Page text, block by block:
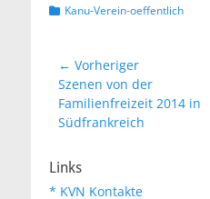
Kategorien
Kanu-Verein-oeffentlich
Beitragsnavigation
← Vorheriger
Vorheriger
Beitrag:
Szenen von der
Familienfreizeit 2014 in
Südfrankreich
Links
* KVN Kontakte